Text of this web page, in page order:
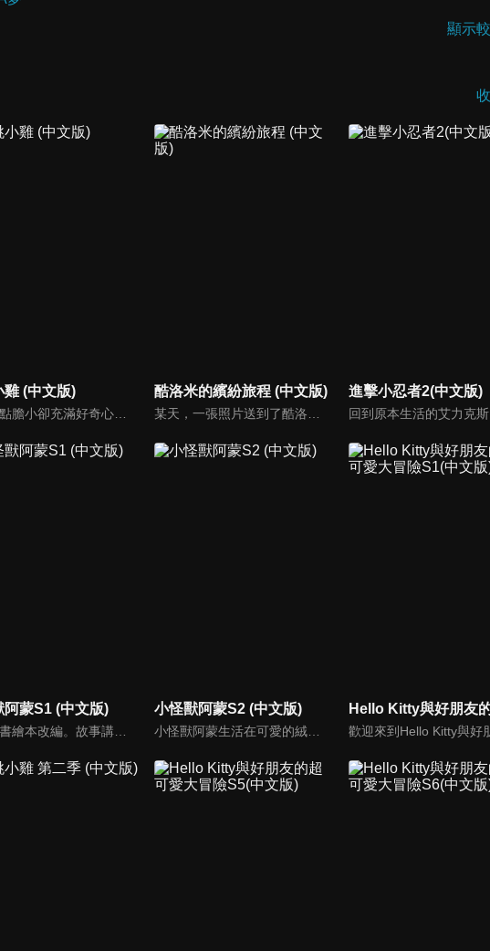
顯示
雞 (中文版)
有一點點膽小卻充滿好奇心的「帶骨雞」，和總是用小跳步靠過來的舞蹈老師「小跳步青蛙老師」，以及其他具有獨特個性的夥伴們跳舞大活耀！在家裡和各種地方以「身體動了，心也舞動了起來♪」為主題的角色人物。這是關於不可思議的夥伴們與愉快舞蹈的故事。
酷洛米的繽紛旅程 (中文版) 進擊小忍者2(中文版)
阿蒙S1 (中文版)
知名童書繪本改編。故事講述的是小怪獸阿蒙醜醜的外表下，有著一顆敏感細膩的心。他希望有人能愛他，包容他，陪伴他，愛他本來的樣子。這個系列圍繞“愛”的主題，恰恰是父母對孩子所有愛的表現。
小怪獸阿蒙S2 (中文版)